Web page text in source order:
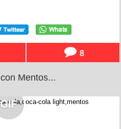
8
Mentos...